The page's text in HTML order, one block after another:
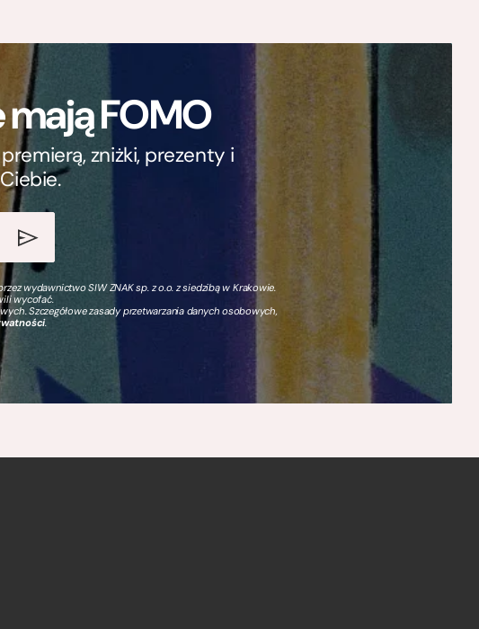
FOMO
zniżki, prezenty i
wydawnictwo SIW ZNAK sp. z o.o. z siedzibą w Krakowie.
wycofać.
Szczegółowe zasady przetwarzania danych osobowych,
.